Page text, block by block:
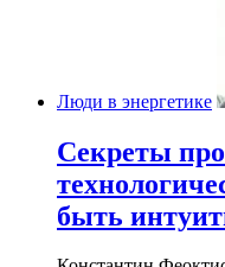
Люди в энергетике
Секреты
быть